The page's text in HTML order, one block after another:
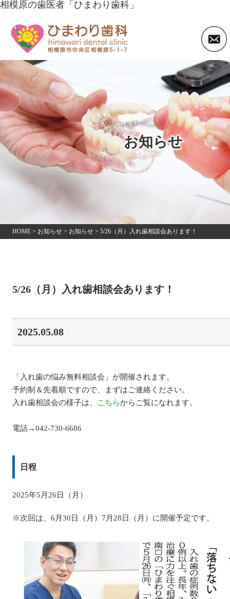
相模原の歯医者「ひまわり歯科」
お知らせ
HOME> お知らせ> お知らせ> 5/26（月）入れ歯相談会あります！
5/26（月）入れ歯相談会あります！
2025.05.08
「入れ歯の悩み無料相談会」が開催されます。
予約制＆先着順ですので、まずはご連絡ください。
入れ歯相談会の様子は、
こちらからご覧になれます。
電話→042-730-6686
日程
2025年5月26日（月）
※次回は、6月30日（月）7月28日（月）に開催予定です。